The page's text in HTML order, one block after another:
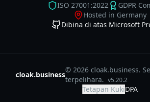
ISO 27001:2022
GDPR
Hosted in Germany
Dibina di atas Microsoft
cloak.business
© 2026 cloak.business.
terpelihara. v5.20.2
Tetapan KukiDPA